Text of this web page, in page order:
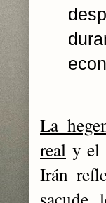
La
real y el
Irán